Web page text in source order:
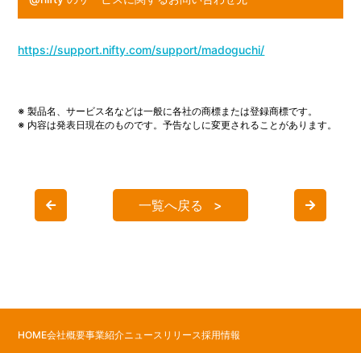
https://support.nifty.com/support/madoguchi/
※ 製品名、サービス名などは一般に各社の商標または登録商標です。
※ 内容は発表日現在のものです。予告なしに変更されることがあります。
一覧へ戻る
HOME会社概要事業紹介ニュースリリース採用情報